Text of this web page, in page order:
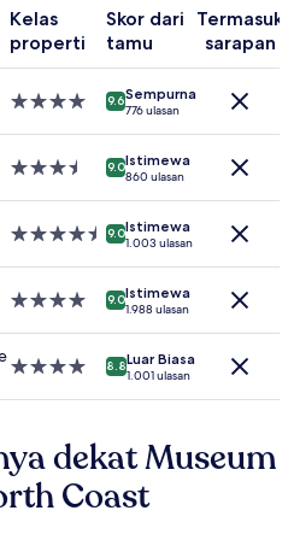
Kelas
properti
Skor dari
tamu
Termasuk
sarapan
Properti
9.6Sempurna
776 ulasan
Properti
9.0Istimewa
860 ulasan
Properti
9.0Istimewa
1.003 ulasan
Properti
9.0Istimewa
1.988 ulasan
Properti
8.8Luar Biasa
1.001 ulasan
dekat Museum
Coast